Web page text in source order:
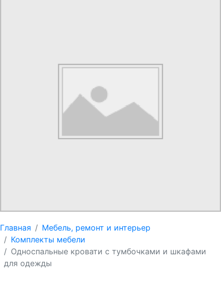
Главная
Мебель, ремонт и интерьер
Комплекты мебели
Односпальные кровати с тумбочками и шкафами
для одежды